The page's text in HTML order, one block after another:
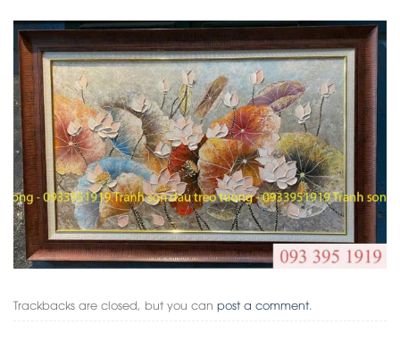
Trackbacks are closed, but you can post a comment.